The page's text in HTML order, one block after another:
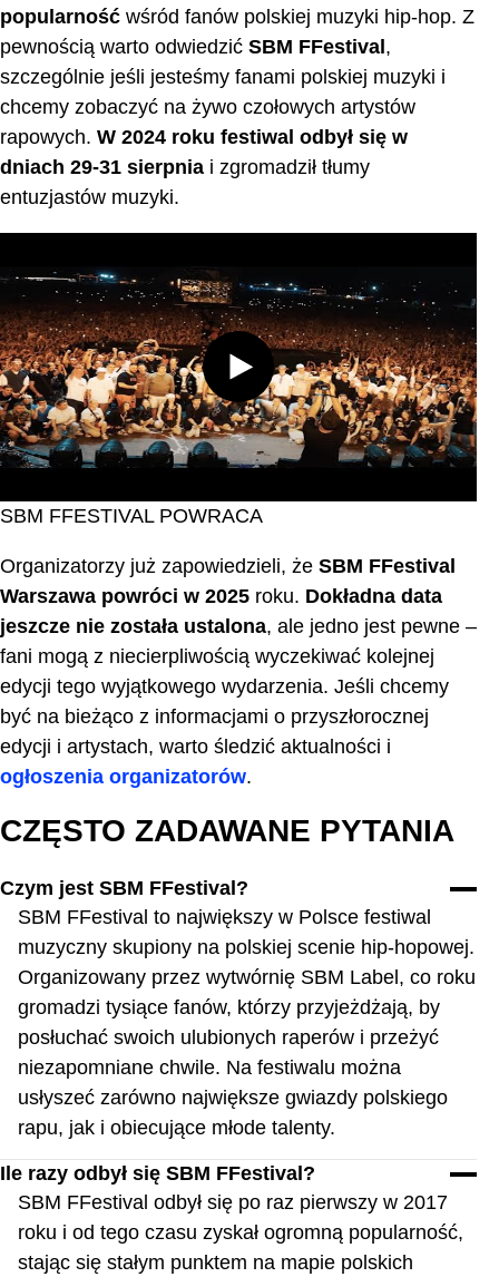
popularność wśród fanów polskiej muzyki hip-hop. Z
pewnością warto odwiedzić SBM FFestival ,
szczególnie jeśli jesteśmy fanami polskiej muzyki i
chcemy zobaczyć na żywo czołowych artystów
rapowych. W 2024 roku festiwal odbył się w
dniach 29-31 sierpnia i zgromadził tłumy
entuzjastów muzyki.
SBM FFESTIVAL POWRACA
Organizatorzy już zapowiedzieli, że SBM FFestival
Warszawa powróci w 2025 roku. Dokładna data
jeszcze nie została ustalona, ale jedno jest pewne –
fani mogą z niecierpliwością wyczekiwać kolejnej
edycji tego wyjątkowego wydarzenia. Jeśli chcemy
być na bieżąco z informacjami o przyszłorocznej
edycji i artystach, warto śledzić aktualności i
ogłoszenia organizatorów.
CZĘSTO ZADAWANE PYTANIA
Czym jest SBM FFestival?
SBM FFestival to największy w Polsce festiwal
muzyczny skupiony na polskiej scenie hip-hopowej.
Organizowany przez wytwórnię SBM Label, co roku
gromadzi tysiące fanów, którzy przyjeżdżają, by
posłuchać swoich ulubionych raperów i przeżyć
niezapomniane chwile. Na festiwalu można
usłyszeć zarówno największe gwiazdy polskiego
rapu, jak i obiecujące młode talenty.
Ile razy odbył się SBM FFestival?
SBM FFestival odbył się po raz pierwszy w 2017
roku i od tego czasu zyskał ogromną popularność,
stając się stałym punktem na mapie polskich